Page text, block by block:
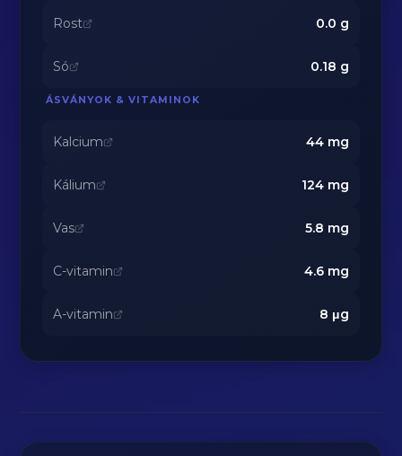
Rost 0.0 g
Só 0.18 g
ÁSVÁNYOK & VITAMINOK
Kalcium 44mg
Kálium 124mg
Vas 5.8 mg
C-vitamin 4.6mg
A-vitamin 8 μg